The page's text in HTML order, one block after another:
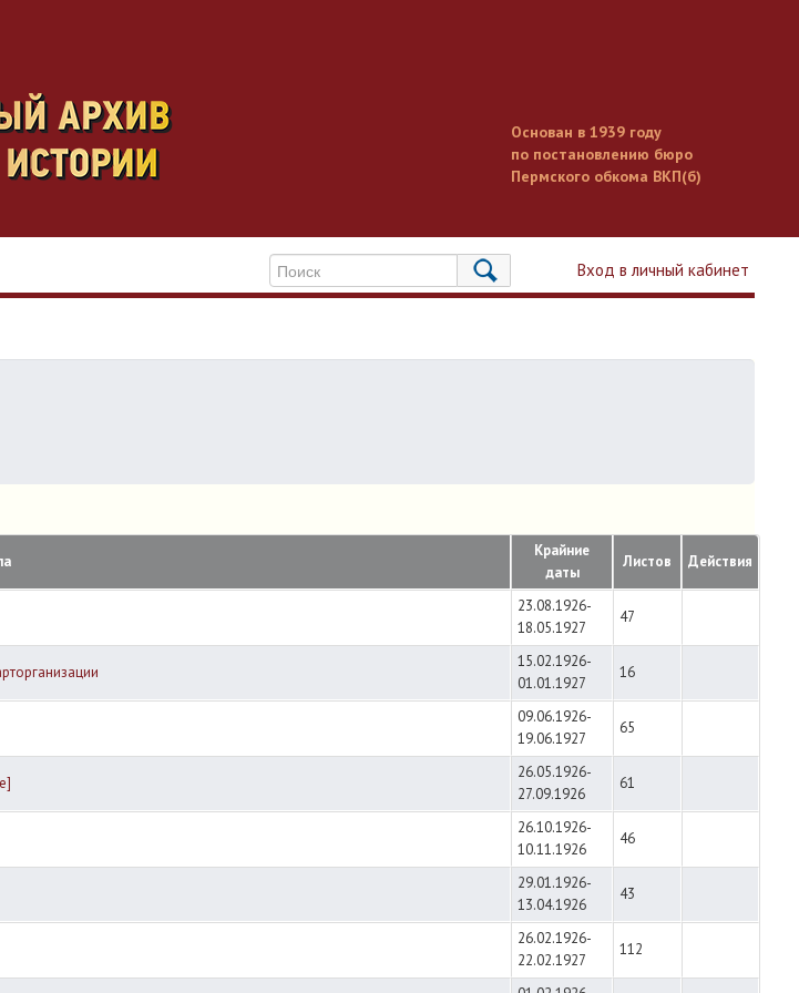
Основан в 1939 году
по постановлению бюро
Пермского обкома ВКП(б)
Вход в личный кабинет
Крайние
даты
Листов Действия
23.08.1926-
18.05.1927
47
15.02.1926-
01.01.1927
16
09.06.1926-
19.06.1927
65
26.05.1926-
27.09.1926
61
26.10.1926-
10.11.1926
46
29.01.1926-
13.04.1926
43
26.02.1926-
22.02.1927
112